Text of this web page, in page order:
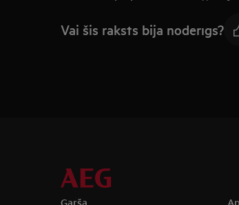
Vai šis raksts bija noderīgs?
Garša